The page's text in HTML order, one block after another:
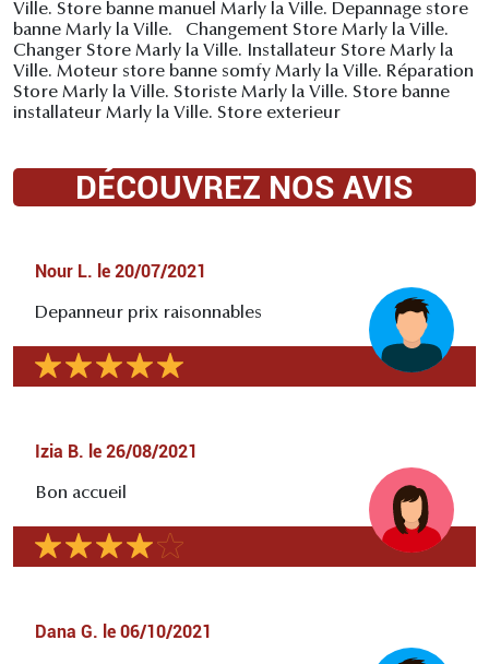
Ville. Store banne manuel Marly la Ville. Depannage store
banne Marly la Ville. Changement Store Marly la Ville.
Changer Store Marly la Ville. Installateur Store Marly la
Ville. Moteur store banne somfy Marly la Ville. Réparation
Store Marly la Ville. Storiste Marly la Ville. Store banne
installateur Marly la Ville. Store exterieur
DÉCOUVREZ NOS AVIS
Nour L. le 20/07/2021
Depanneur prix raisonnables
Izia B. le 26/08/2021
Bon accueil
Dana G. le 06/10/2021